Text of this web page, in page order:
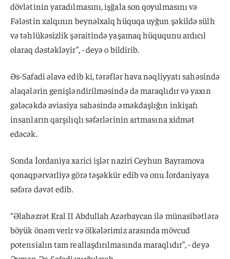
dövlətinin yaradılmasını, işğala son qoyulmasını və
Fələstin xalqının beynəlxalq hüquqa uyğun şəkildə sülh
və təhlükəsizlik şəraitində yaşamaq hüququnu ardıcıl
olaraq dəstəkləyir”, - deyə o bildirib.
Əs-Safadi əlavə edib ki, tərəflər hava nəqliyyatı sahəsində
əlaqələrin genişləndirilməsində də maraqlıdır və yaxın
gələcəkdə aviasiya sahəsində əməkdaşlığın inkişafı
insanların qarşılıqlı səfərlərinin artmasına xidmət
edəcək.
Sonda İordaniya xarici işlər naziri Ceyhun Bayramova
qonaqpərvərliyə görə təşəkkür edib və onu İordaniyaya
səfərə dəvət edib.
“Əlahəzrət Kral II Abdullah Azərbaycan ilə münasibətlərə
böyük önəm verir və ölkələrimiz arasında mövcud
potensialın tam reallaşdırılmasında maraqlıdır”, - deyə